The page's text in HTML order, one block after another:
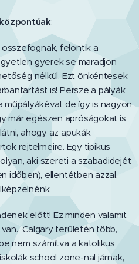
:
felöntik a
gyerek se maradjon
nélkül. Ezt önkéntesek
is! Persze a pályák
de így is nagyon
már egészen apróságokat is
ahogy az apukák
rejtelmeire. Egy tipikus
aki szereti a szabadidejét
időben), ellentétben azzal,
előtt! Ez minden valamit
Calgary területén több,
nem számítva a katolikus
school zone-nal járnak,